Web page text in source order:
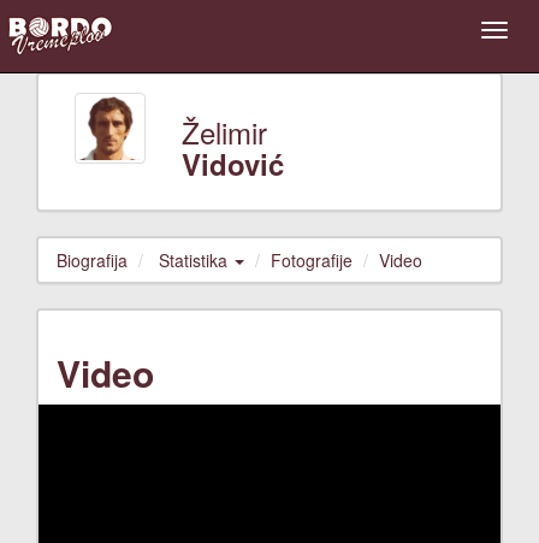
Želimir
Vidović
Biografija Statistika Fotografije Video
Video